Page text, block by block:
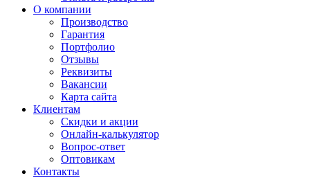
О компании
Производство
Гарантия
Портфолио
Отзывы
Реквизиты
Вакансии
Карта сайта
Клиентам
Скидки и акции
Онлайн-калькулятор
Вопрос-ответ
Оптовикам
Контакты